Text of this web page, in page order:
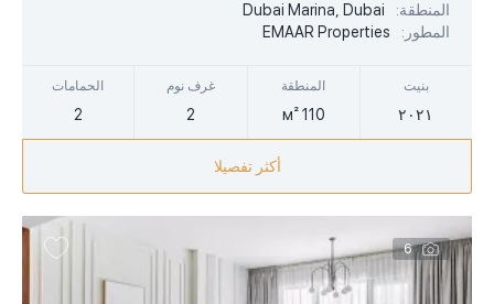
المنطقة:
Dubai Marina, Dubai
المطور:
EMAAR Properties
بنيت
٢٠٢١
المنطقة
110 м²
غرف نوم
2
الحمامات
2
أكثر تفصيلا
6